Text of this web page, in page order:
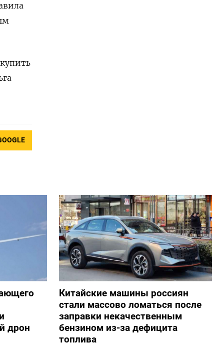
дрон
Китайские машины россиян
стали массово ломаться после
заправки некачественным
бензином из-за дефицита
топлива